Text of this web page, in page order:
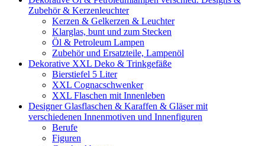
Zubehör & Kerzenleuchter
Kerzen & Gelkerzen & Leuchter
Klarglas, bunt und zum Stecken
Öl & Petroleum Lampen
Zubehör und Ersatzteile, Lampenöl
Dekorative XXL Deko & Trinkgefäße
Bierstiefel 5 Liter
XXL Cognacschwenker
XXL Flaschen mit Innenleben
Designer Glasflaschen & Karaffen & Gläser mit
verschiedenen Innenmotiven und Innenfiguren
Berufe
Figuren